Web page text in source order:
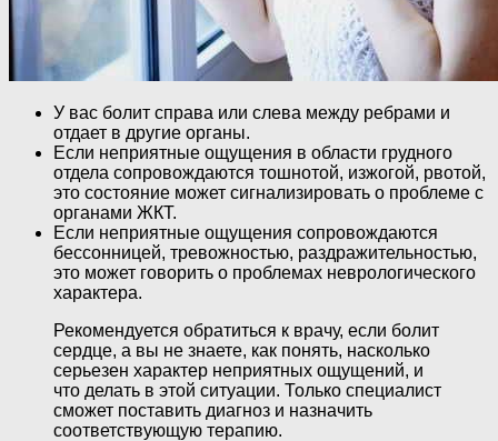
У вас болит справа или слева между ребрами и
отдает в другие органы.
Если неприятные ощущения в области грудного
отдела сопровождаются тошнотой, изжогой, рвотой,
это состояние может сигнализировать о проблеме с
органами ЖКТ.
Если неприятные ощущения сопровождаются
бессонницей, тревожностью, раздражительностью,
это может говорить о проблемах неврологического
характера.
Рекомендуется обратиться к врачу, если болит
сердце, а вы не знаете, как понять, насколько
серьезен характер неприятных ощущений, и
что делать в этой ситуации. Только специалист
сможет поставить диагноз и назначить
соответствующую терапию.